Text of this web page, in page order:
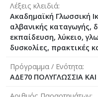
Λέξεις κλειδιά
Ακαδημαϊκή Γλωσσική
αλβανικής καταγωγής,
εκπαίδευση, λύκειο,
δυσκολίες, πρακτικές
Πρόγραμμα / Ενότητα
ΑΔΕ70 ΠΟΛΥΓΛΩΣΣΙΑ